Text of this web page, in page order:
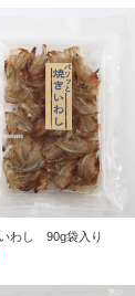
わし 90g袋入り